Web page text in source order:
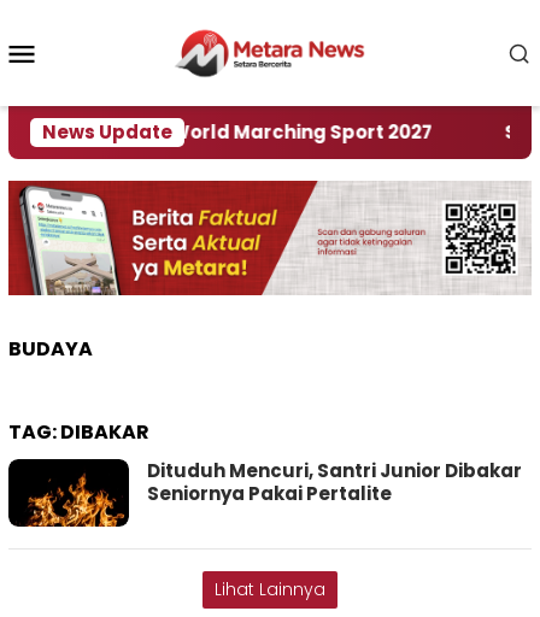
konten
News Update
Rumah World Marching Sport 2027 ‎Soal
BUDAYA
TAG:DIBAKAR
Dituduh Mencuri, Santri Junior Dibakar
Seniornya Pakai Pertalite
Lihat Lainnya